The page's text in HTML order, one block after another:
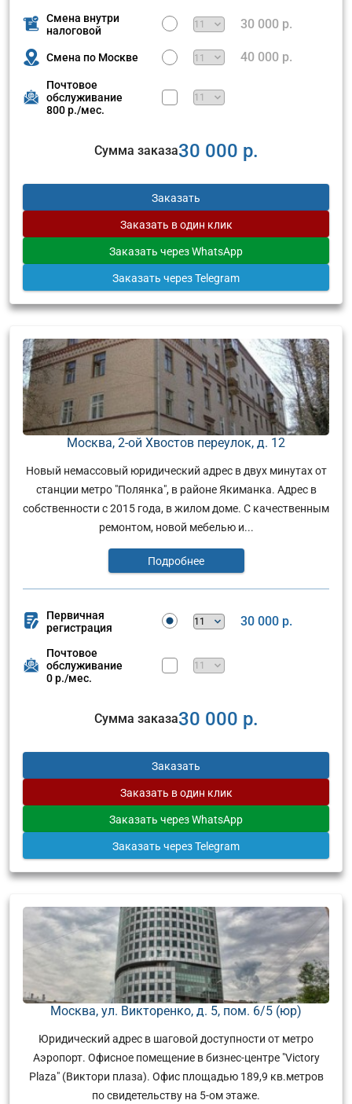
Смена внутри
налоговой
30 000 р.
Смена по Москве 40 000 р.
Почтовое
обслуживание
800 р./мес.
Сумма заказа30 000 р.
Заказать
Заказать в один клик
Заказать через WhatsApp
Заказать через Telegram
Москва, 2-ой Хвостов переулок, д. 12
Новый немассовый юридический адрес в двух минутах от
станции метро "Полянка", в районе Якиманка. Адрес в
собственности с 2015 года, в жилом доме. С качественным
ремонтом, новой мебелью и...
Подробнее
Первичная
регистрация
30 000 р.
Почтовое
обслуживание
0 р./мес.
Сумма заказа30 000 р.
Заказать
Заказать в один клик
Заказать через WhatsApp
Заказать через Telegram
Москва, ул. Викторенко, д. 5, пом. 6/5 (юр)
Юридический адрес в шаговой доступности от метро
Аэропорт. Офисное помещение в бизнес-центре "Victory
Plaza" (Виктори плаза). Офис площадью 189,9 кв.метров
по свидетельству на 5-ом этаже.